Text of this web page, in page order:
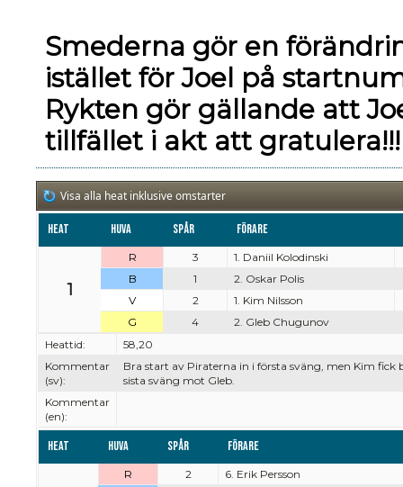
Smederna gör en
istället för Joel på
Rykten gör gällande att
tillfället i akt att gratulera!!!
Visa alla heat inklusive omstarter
Heat Huva Spår Förare
1
R 3
1. Daniil Kolodinski
B
1
2. Oskar Polis
V
2
1. Kim Nilsson
G
4
2. Gleb Chugunov
Heattid:
58,20
Kommentar
(sv):
Bra start av Piraterna in i första sväng, men Kim fick
sista sväng mot Gleb.
Kommentar
(en):
Heat Huva Spår Förare
R 2
6. Erik Persson